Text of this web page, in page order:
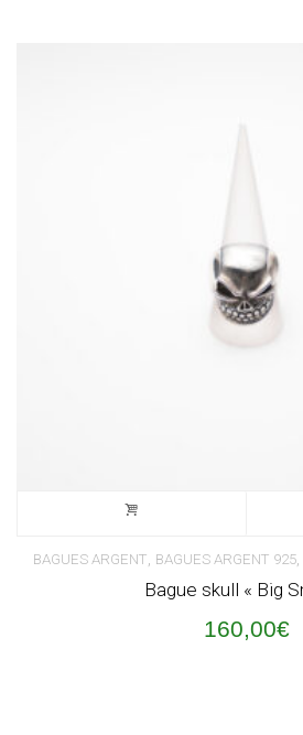
BAGUES ARGENT, BAGUES ARGENT 925,
Bague skull « Big
160,00€